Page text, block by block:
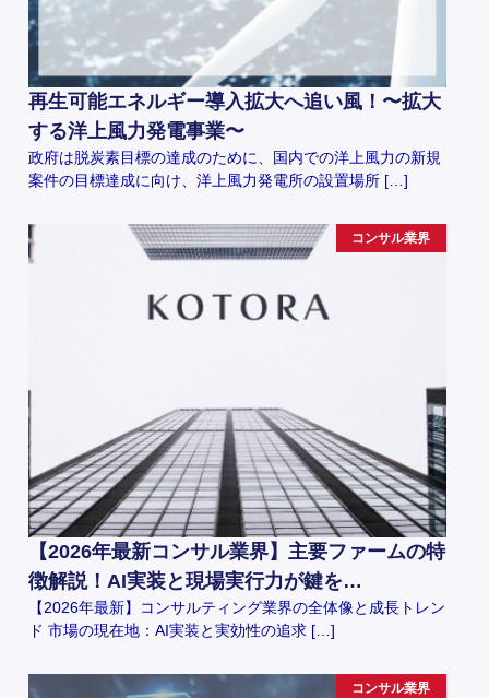
再生可能エネルギー導入拡大へ追い風！〜拡大
する洋上風力発電事業〜
政府は脱炭素目標の達成のために、国内での洋上風力の新規
案件の目標達成に向け、洋上風力発電所の設置場所 […]
コンサル業界
【2026年最新コンサル業界】主要ファームの特
徴解説！AI実装と現場実行力が鍵を…
【2026年最新】コンサルティング業界の全体像と成長トレン
ド 市場の現在地：AI実装と実効性の追求 […]
コンサル業界